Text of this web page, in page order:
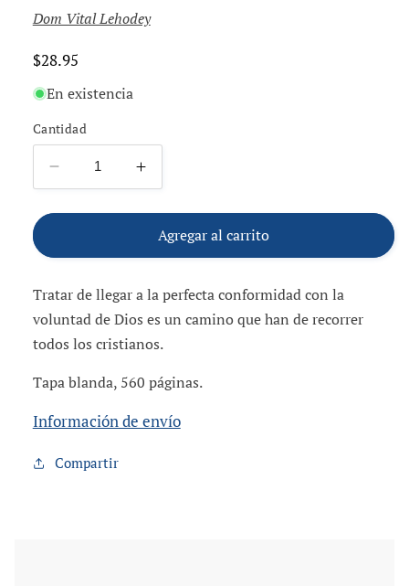
Dom Vital Lehodey
Precio
habitual
$28.95
En existencia
Cantidad
Reducir
cantidad
para
Santo
Aumentar
cantidad
para
Santo
Agregar al carrito
Tratar de llegar a la perfecta conformidad con la
voluntad de Dios es un camino que han de recorrer
todos los cristianos.
Tapa blanda, 560 páginas.
Información de envío
Compartir